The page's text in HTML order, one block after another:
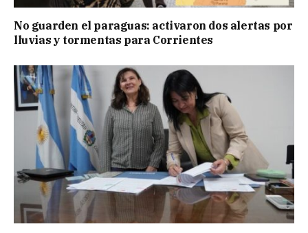
No guarden el paraguas: activaron dos alertas por
lluvias y tormentas para Corrientes